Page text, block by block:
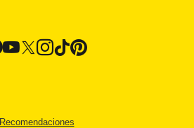
Recomendaciones